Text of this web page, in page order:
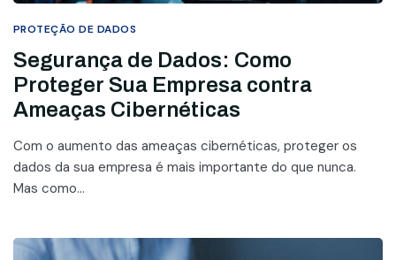
PROTEÇÃO DE DADOS
Segurança de Dados: Como
Proteger Sua Empresa contra
Ameaças Cibernéticas
Com o aumento das ameaças cibernéticas, proteger os
dados da sua empresa é mais importante do que nunca.
Mas como...